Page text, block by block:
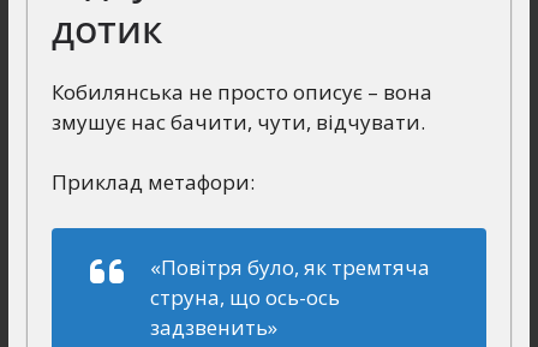
дотик
Кобилянська не просто описує – вона
змушує нас бачити, чути, відчувати.
Приклад метафори:
«Повітря було, як тремтяча
струна, що ось-ось
задзвенить»